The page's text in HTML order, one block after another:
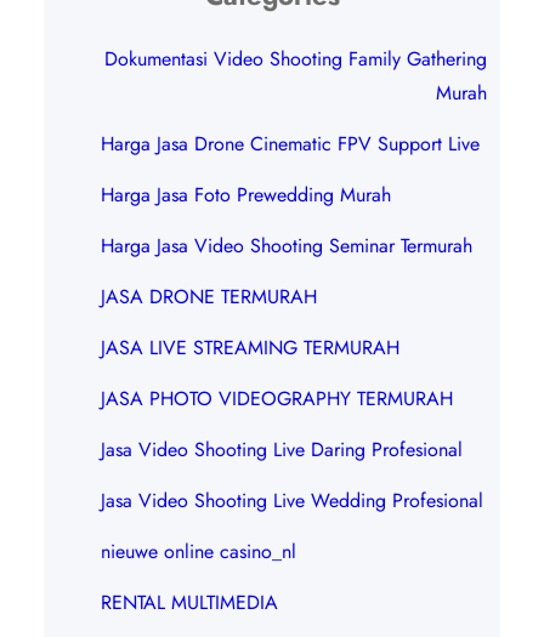
Dokumentasi Video Shooting Family Gathering
Murah
Harga Jasa Drone Cinematic FPV Support Live
Harga Jasa Foto Prewedding Murah
Harga Jasa Video Shooting Seminar Termurah
JASA DRONE TERMURAH
JASA LIVE STREAMING TERMURAH
JASA PHOTO VIDEOGRAPHY TERMURAH
Jasa Video Shooting Live Daring Profesional
Jasa Video Shooting Live Wedding Profesional
nieuwe online casino_nl
RENTAL MULTIMEDIA